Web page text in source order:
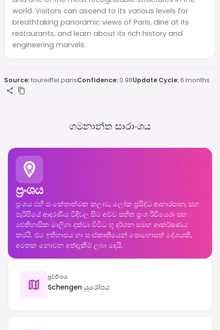
world. Visitors can ascend to its various levels for
breathtaking panoramic views of Paris, dine at its
restaurants, and learn about its rich history and
engineering marvels.
Source:toureiffel.parisConfidence:0.98Update Cycle:6 months
ගමනාන්ත සාරාංශය
ප්‍රංශය
ප්‍රංශය එහි සංකේතාත්මක කලාව, ලෝක ප්‍රසිද්ධ ආහාරපාන, සහ
පැරිසියේ ආදරණීය වීදිවල සිට අව්ව සහිත ප්‍රංශ රිවියෙරා සහ
ඓතිහාසික මාලිගා දක්වා විවිධ භූ දර්ශන සමඟ ආකර්ෂණය
කරයි. එය ඉතිහාසය හා සංස්කෘතියෙන් පොහොසත් දේශයකි,
අමතක නොවන අත්දැකීම් ලබා දෙයි.
ප්‍රවර්ගය
Schengen යුරෝපය